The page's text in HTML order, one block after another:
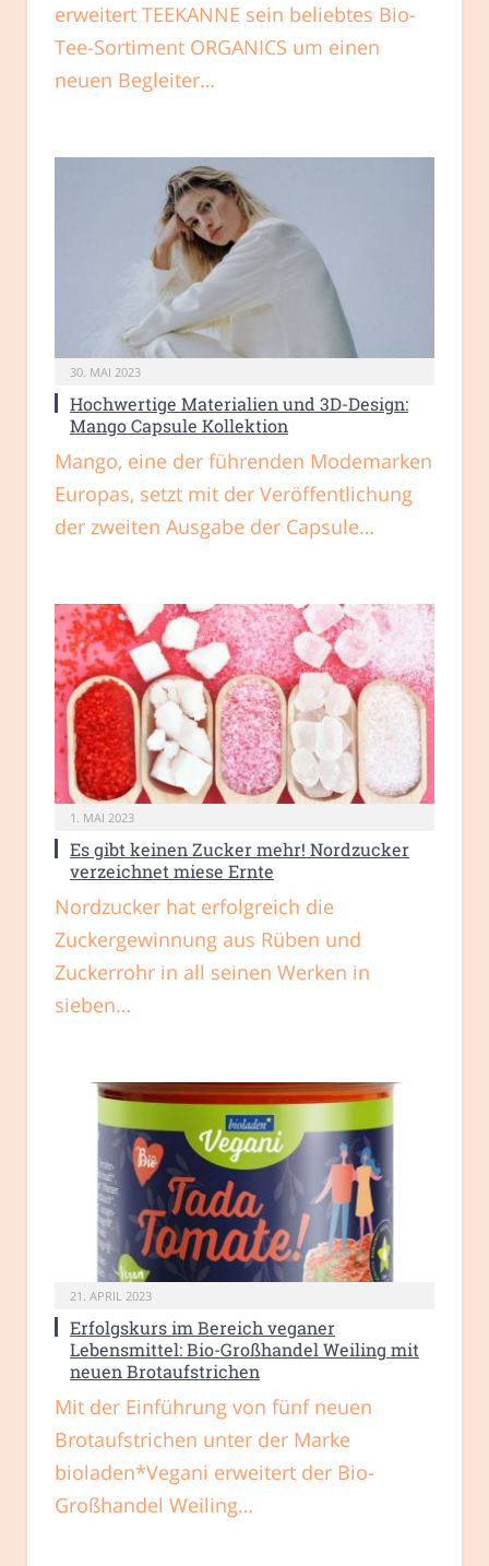
erweitert TEEKANNE sein beliebtes Bio-
Tee-Sortiment ORGANICS um einen
neuen Begleiter…
30. MAI 2023
Hochwertige Materialien und 3D-Design:
Mango Capsule Kollektion
Mango, eine der führenden Modemarken
Europas, setzt mit der Veröffentlichung
der zweiten Ausgabe der Capsule…
1. MAI 2023
Es gibt keinen Zucker mehr! Nordzucker
verzeichnet miese Ernte
Nordzucker hat erfolgreich die
Zuckergewinnung aus Rüben und
Zuckerrohr in all seinen Werken in
sieben…
21. APRIL 2023
Erfolgskurs im Bereich veganer
Lebensmittel: Bio-Großhandel Weiling mit
neuen Brotaufstrichen
Mit der Einführung von fünf neuen
Brotaufstrichen unter der Marke
bioladen*Vegani erweitert der Bio-
Großhandel Weiling…